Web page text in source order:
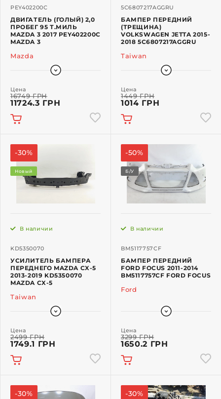
PEY402200C
ДВИГАТЕЛЬ (ГОЛЫЙ) 2,0
ПРОБЕГ 95 Т.МИЛЬ
MAZDA 3 2017 PEY402200C
MAZDA 3
Mazda
Цена
16749 ГРН
11724.3 ГРН
5C6807217AGGRU
БАМПЕР ПЕРЕДНИЙ
(ТРЕЩИНА)
VOLKSWAGEN JETTA 2015-
2018 5C6807217AGGRU
Taiwan
Цена
1449 ГРН
1014 ГРН
-30%
Новый
KD5350070
В наличии
УСИЛИТЕЛЬ БАМПЕРА
ПЕРЕДНЕГО MAZDA CX-5
2013-2019 KD5350070
MAZDA CX-5
Taiwan
Цена
2499 ГРН
1749.1 ГРН
-50%
Б/У
BM5117757CF
В наличии
БАМПЕР ПЕРЕДНИЙ
FORD FOCUS 2011-2014
BM5117757CF FORD FOCUS
Ford
Цена
3299 ГРН
1650.2 ГРН
-30% -30%